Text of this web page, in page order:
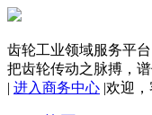
齿轮工业领域服务平
把齿轮传动之脉搏，
| 进入商务中心 |欢迎，